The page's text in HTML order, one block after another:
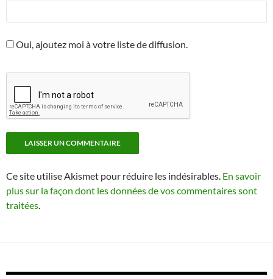
Oui, ajoutez moi à votre liste de diffusion.
Ce site utilise Akismet pour réduire les indésirables. En savoir
plus sur la façon dont les données de vos commentaires sont
traitées.